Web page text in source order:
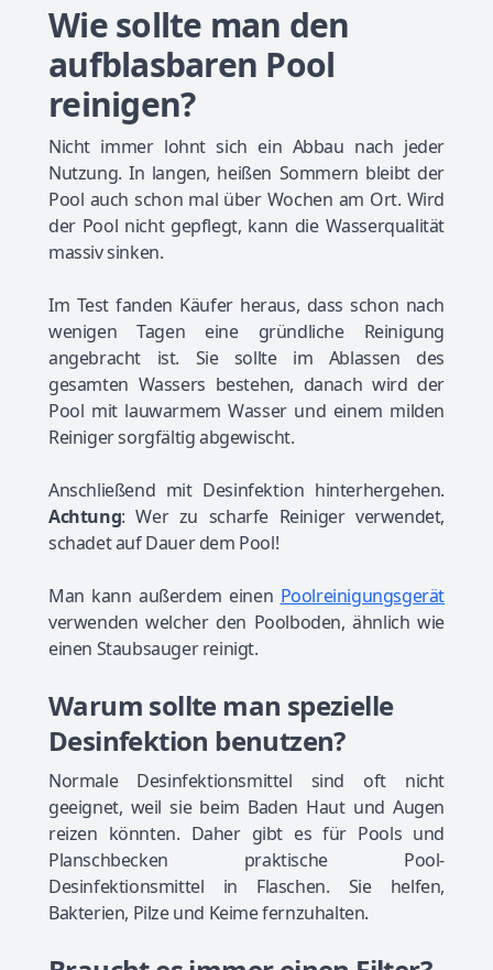
Wie sollte man den
aufblasbaren Pool
reinigen?
Nicht immer lohnt sich ein Abbau nach jeder
Nutzung. In langen, heißen Sommern bleibt der
Pool auch schon mal über Wochen am Ort. Wird
der Pool nicht gepflegt, kann die Wasserqualität
massiv sinken.
Im Test fanden Käufer heraus, dass schon nach
wenigen Tagen eine gründliche Reinigung
angebracht ist. Sie sollte im Ablassen des
gesamten Wassers bestehen, danach wird der
Pool mit lauwarmem Wasser und einem milden
Reiniger sorgfältig abgewischt.
Anschließend mit Desinfektion hinterhergehen.
Achtung: Wer zu scharfe Reiniger verwendet,
schadet auf Dauer dem Pool!
Man kann außerdem einen Poolreinigungsgerät
verwenden welcher den Poolboden, ähnlich wie
einen Staubsauger reinigt.
Warum sollte man spezielle
Desinfektion benutzen?
Normale Desinfektionsmittel sind oft nicht
geeignet, weil sie beim Baden Haut und Augen
reizen könnten. Daher gibt es für Pools und
Planschbecken praktische Pool-
Desinfektionsmittel in Flaschen. Sie helfen,
Bakterien, Pilze und Keime fernzuhalten.